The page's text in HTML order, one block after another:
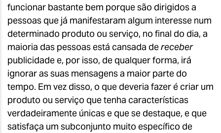
funcionar bastante bem porque são dirigidos a
pessoas que já manifestaram algum interesse num
determinado produto ou serviço, no final do dia, a
maioria das pessoas está cansada dereceber
publicidade e, por isso, de qualquer forma, irá
ignorar as suas mensagens a maior parte do
tempo. Em vez disso, o que deveria fazer é criar um
produto ou serviço que tenha características
verdadeiramente únicas e que se destaque, e que
satisfaça um subconjunto muito específico de